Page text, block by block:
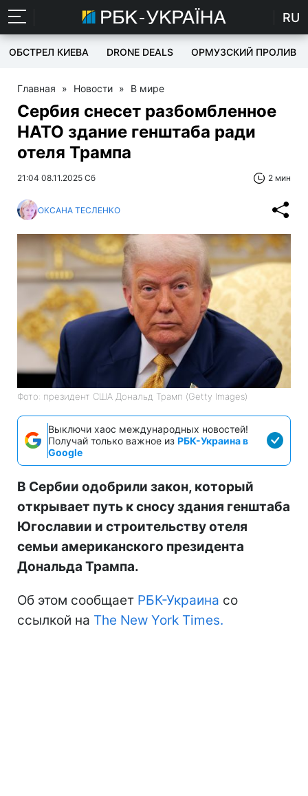
RU
ОБСТРЕЛ КИЕВА DRONE DEALS ОРМУЗСКИЙ ПРОЛИВ
Главная » Новости » В мире
Сербия снесет разбомбленное
НАТО здание генштаба ради
отеля Трампа
21:04 08.11.2025 Сб 2 мин
ОКСАНА ТЕСЛЕНКО
Фото: президент США Дональд Трамп (Getty Images)
Выключи хаос международных новостей!
Получай только важное из РБК-Украина в
Google
В Сербии одобрили закон, который
открывает путь к сносу здания генштаба
Югославии и строительству отеля
семьи американского президента
Дональда Трампа.
Об этом сообщает РБК-Украина со
ссылкой на The New York Times.